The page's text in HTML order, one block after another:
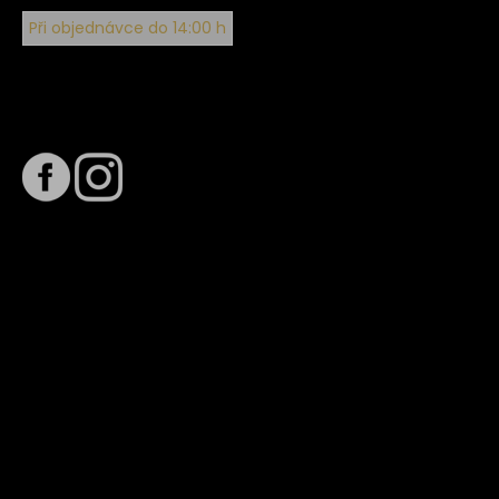
Při objednávce do 14:00 h